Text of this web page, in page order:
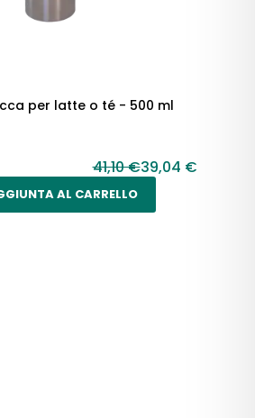
per latte o té - 500 ml
41,10 €39,04 €
AL CARRELLO